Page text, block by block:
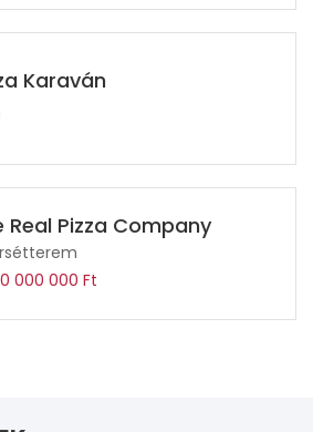
Karaván
Real Pizza Company
000 000 Ft